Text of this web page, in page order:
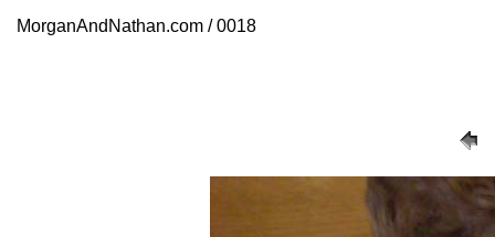
MorganAndNathan.com / 0018